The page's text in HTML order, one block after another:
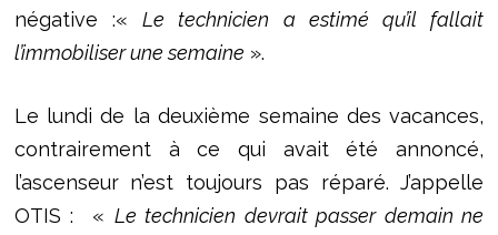
négative :«Le technicien a estimé qu’il fallait
l’immobiliser une semaine ».
Le lundi de la deuxième semaine des vacances,
contrairement à ce qui avait été annoncé,
l’ascenseur n’est toujours pas réparé. J’appelle
OTIS : « Le technicien devrait passer demain ne